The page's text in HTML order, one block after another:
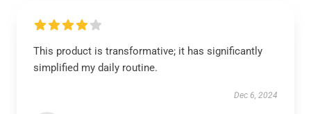
This product is transformative; it has significantly
simplified my daily routine.
Dec 6, 2024